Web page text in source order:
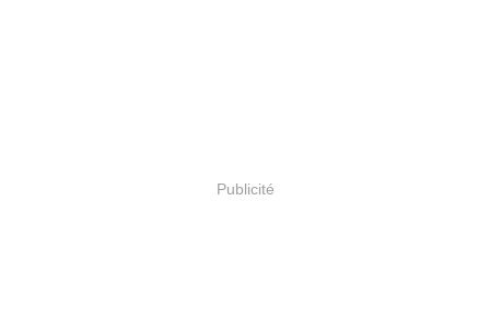
Publicité